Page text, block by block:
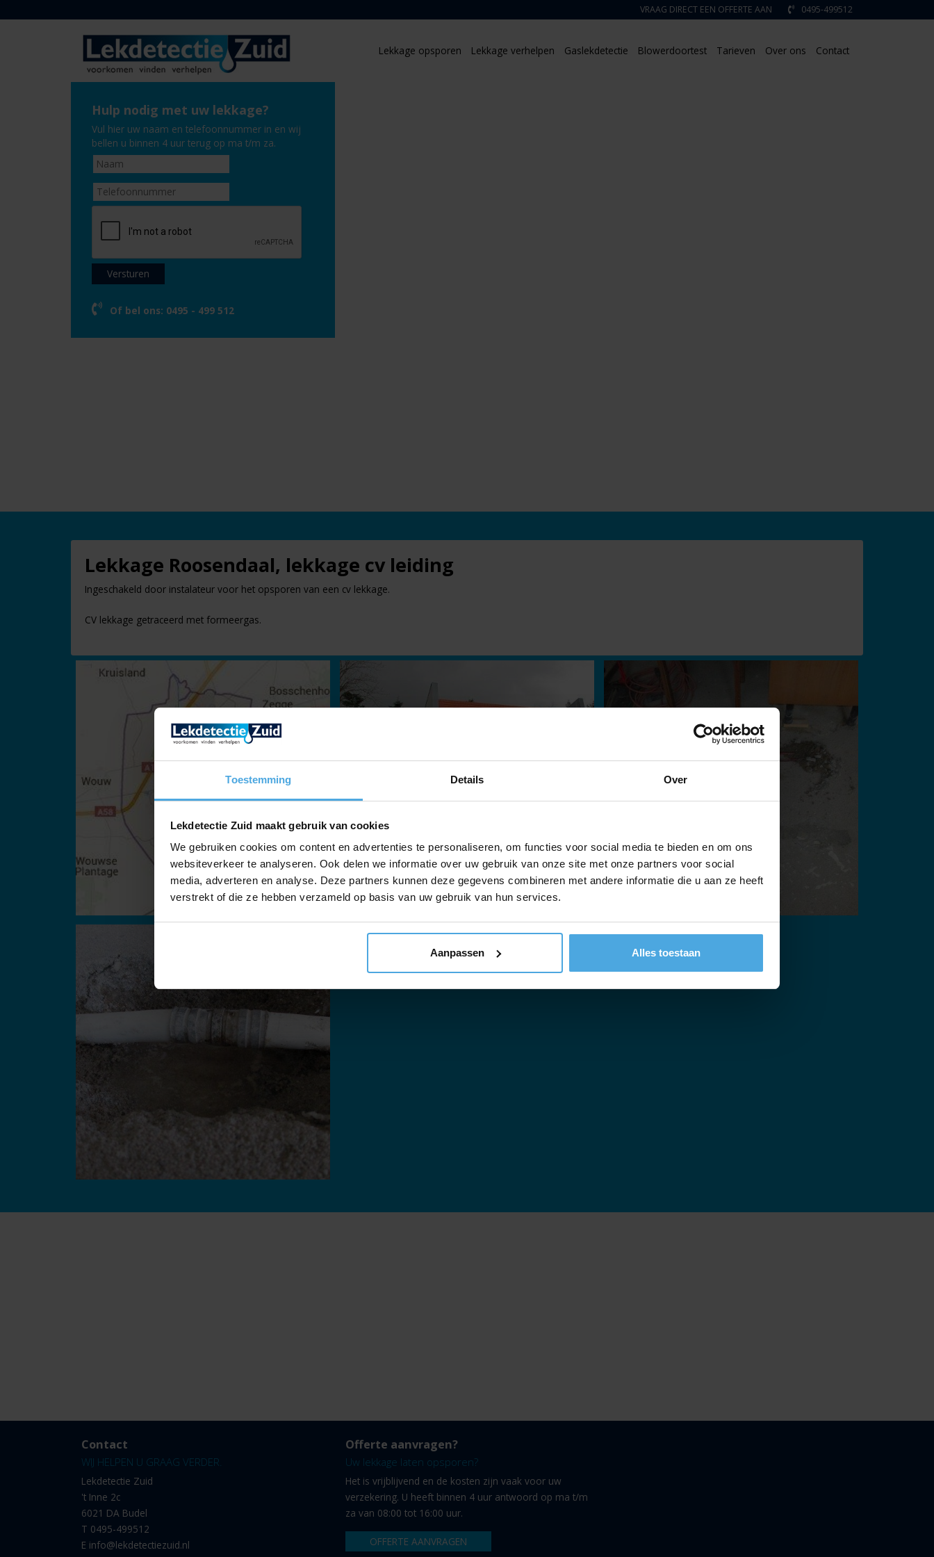
Toestemming Details Over
Lekdetectie Zuid maakt gebruik van cookies
We gebruiken cookies om content en advertenties te personaliseren, om functies voor social media te bieden en om ons
websiteverkeer te analyseren. Ook delen we informatie over uw gebruik van onze site met onze partners voor social
media, adverteren en analyse. Deze partners kunnen deze gegevens combineren met andere informatie die u aan ze heeft
verstrekt of die ze hebben verzameld op basis van uw gebruik van hun services.
Aanpassen Alles toestaan
VRAAG DIRECT EEN OFFERTE AAN 0495-499512
Lekkage opsporen Lekkage verhelpen Gaslekdetectie Blowerdoortest Tarieven Over ons Contact
Hulp nodig met uw lekkage?
Vul hier uw naam en telefoonnummer in en wij
bellen u binnen 4 uur terug op ma t/m za.
Of bel ons: 0495 - 499 512
Lekkage Roosendaal, lekkage cv leiding
Ingeschakeld door instalateur voor het opsporen van een cv lekkage.
CV lekkage getraceerd met formeergas.
Contact
WIJ HELPEN U GRAAG VERDER.
Lekdetectie Zuid
't Inne 2c
6021 DA Budel
T 0495-499512
E info@lekdetectiezuid.nl
Offerte aanvragen?
Uw lekkage laten opsporen?
Het is vrijblijvend en de kosten zijn vaak voor uw
verzekering. U heeft binnen 4 uur antwoord op ma t/m
za van 08:00 tot 16:00 uur.
OFFERTE AANVRAGEN